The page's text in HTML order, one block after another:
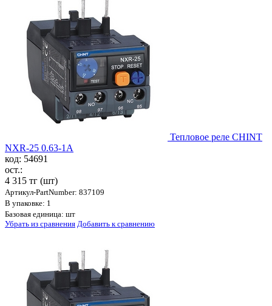
Тепловое реле CHINT
NXR-25 0.63-1A
код: 54691
ост.:
4 315 тг (шт)
Артикул-PartNumber: 837109
В упаковке: 1
Базовая единица: шт
Убрать из сравнения Добавить к сравнению